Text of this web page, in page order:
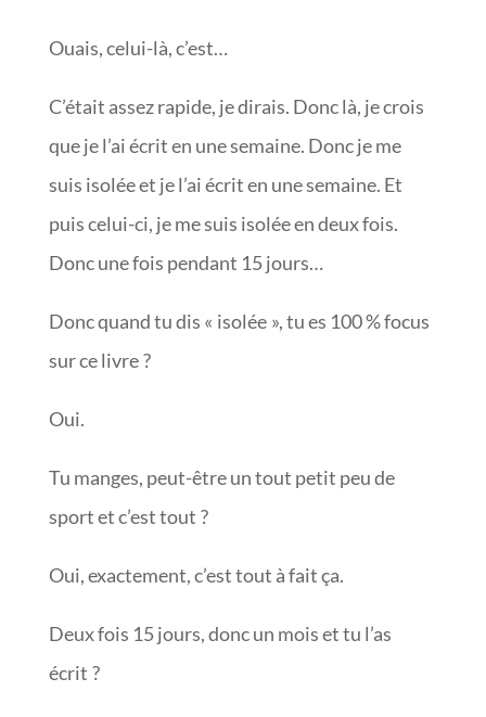
Ouais, celui-là, c’est…
C’était assez rapide, je dirais. Donc là, je crois
que je l’ai écrit en une semaine. Donc je me
suis isolée et je l’ai écrit en une semaine. Et
puis celui-ci, je me suis isolée en deux fois.
Donc une fois pendant 15 jours…
Donc quand tu dis « isolée », tu es 100 % focus
sur ce livre ?
Oui.
Tu manges, peut-être un tout petit peu de
sport et c’est tout ?
Oui, exactement, c’est tout à fait ça.
Deux fois 15 jours, donc un mois et tu l’as
écrit ?